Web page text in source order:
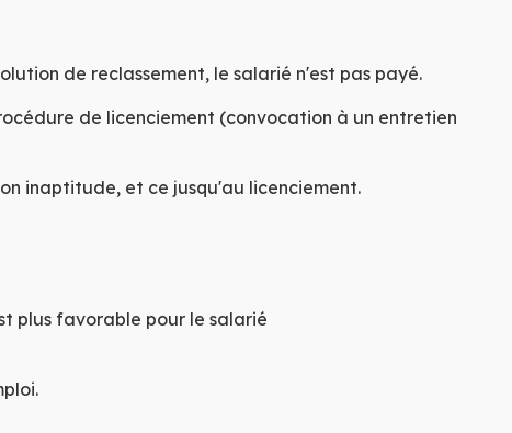
de reclassement, le salarié n'est pas payé.
de licenciement (convocation à un entretien
inaptitude, et ce jusqu'au licenciement.
plus favorable pour le salarié